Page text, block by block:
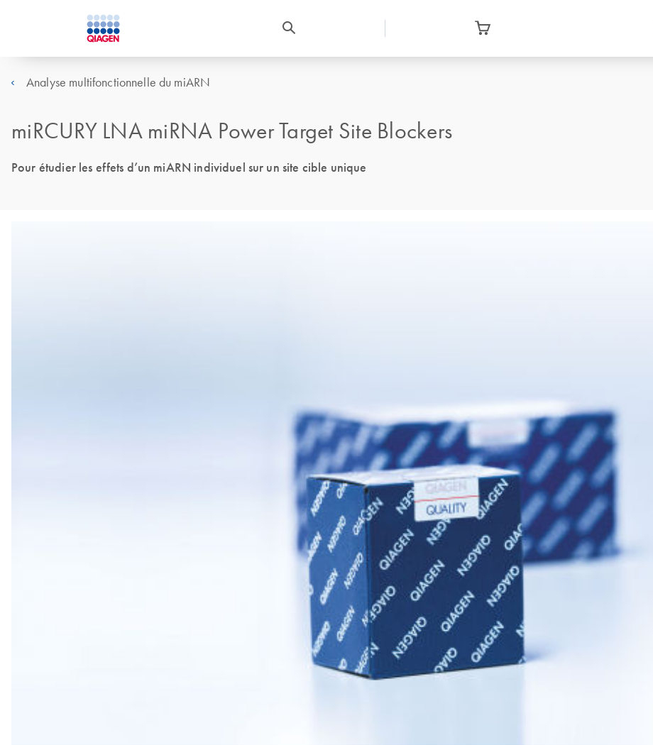
Analyse multifonctionnelle du miARN
miRCURY LNA miRNA Power Target Site Blockers
Pour étudier les effets d’un miARN individuel sur un site cible unique